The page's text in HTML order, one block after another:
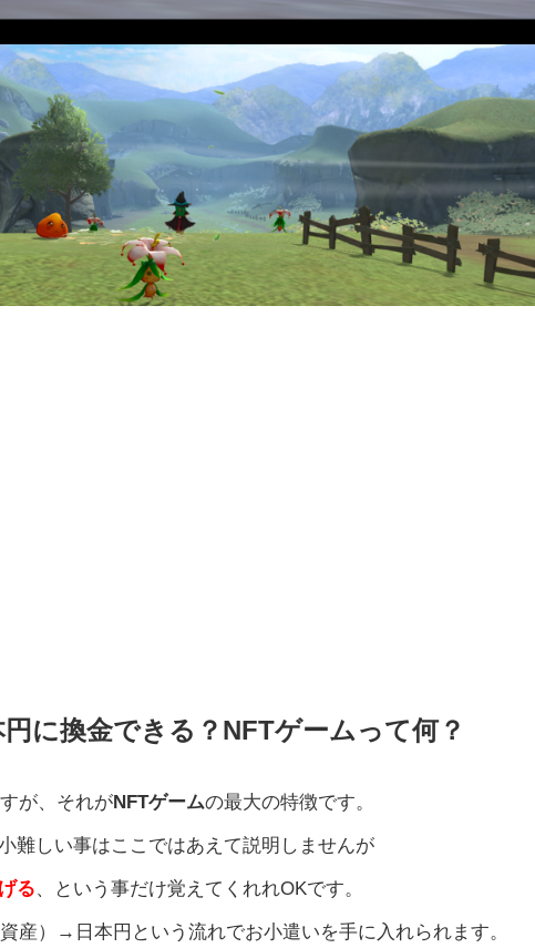
に換金できる？NFTゲームって何？
が、それがNFTゲームの最大の特徴です。
難しい事はここではあえて説明しませんが
る 、という事だけ覚えてくれれOKです。
産）→日本円という流れでお小遣いを手に入れられます。